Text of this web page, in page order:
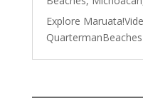
Explore